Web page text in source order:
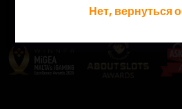
Нет, вернуться